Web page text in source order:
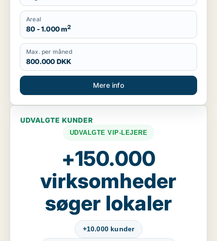
Areal
80 - 1.000 m2
Max. per måned
800.000 DKK
Mere info
UDVALGTE KUNDER
UDVALGTE VIP-LEJERE
+150.000
virksomheder
søger lokaler
+10.000 kunder